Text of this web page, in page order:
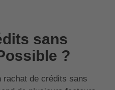
sans
?
rachat de crédits sans